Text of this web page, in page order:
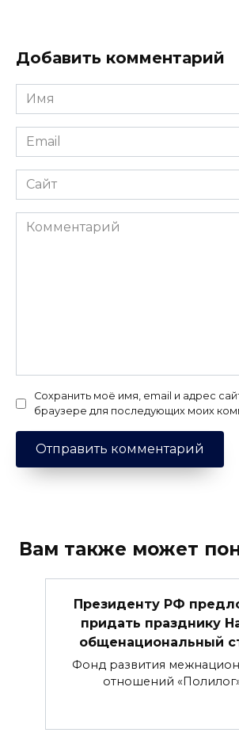
Добавить комментарий
Имя
*
Email
*
Сайт
Комментарий
Сохранить моё имя, email и адрес
браузере для последующих моих
Вам также может
Президенту РФ
придать празднику
общенациональный
Фонд развития
отношений